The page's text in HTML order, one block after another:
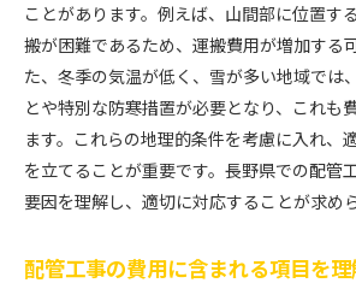
ことがあります。例えば、山間部に位置す
搬が困難であるため、運搬費用が増加する
た、冬季の気温が低く、雪が多い地域では
とや特別な防寒措置が必要となり、これも
ます。これらの地理的条件を考慮に入れ、
を立てることが重要です。長野県での配管
要因を理解し、適切に対応することが求め
配管工事の費用に含まれる項目を理